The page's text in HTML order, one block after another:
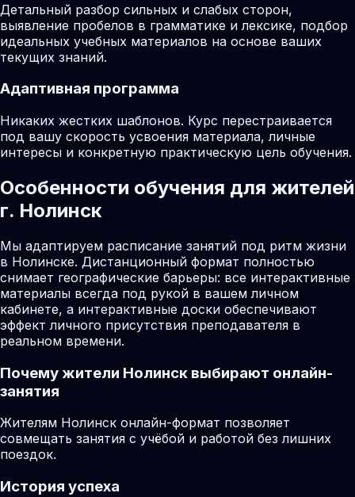
Детальный разбор сильных и слабых сторон,
выявление пробелов в грамматике и лексике, подбор
идеальных учебных материалов на основе ваших
текущих знаний.
Адаптивная программа
Никаких жестких шаблонов. Курс перестраивается
под вашу скорость усвоения материала, личные
интересы и конкретную практическую цель обучения.
Особенности обучения для жителей
г. Нолинск
Мы адаптируем расписание занятий под ритм жизни
в Нолинске. Дистанционный формат полностью
снимает географические барьеры: все интерактивные
материалы всегда под рукой в вашем личном
кабинете, а интерактивные доски обеспечивают
эффект личного присутствия преподавателя в
реальном времени.
Почему жители Нолинск выбирают онлайн-
занятия
Жителям Нолинск онлайн-формат позволяет
совмещать занятия с учёбой и работой без лишних
поездок.
История успеха